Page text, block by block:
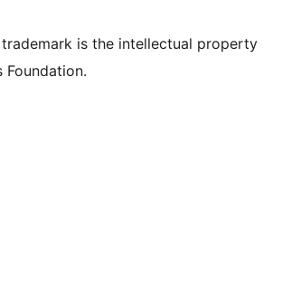
trademark is the intellectual property
Foundation.